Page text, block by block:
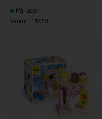
På lager
Varenr.: 15070